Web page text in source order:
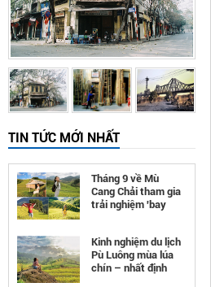
TIN TỨC MỚI NHẤT
Tháng 9 về Mù
Cang Chải tham gia
trải nghiệm 'bay
Kinh nghiệm du lịch
Pù Luông mùa lúa
chín – nhất định